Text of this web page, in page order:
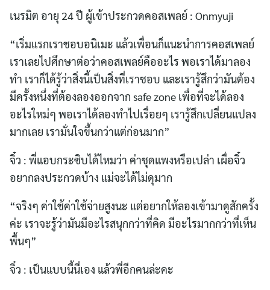
เนรมิต อายุ 24 ปี ผู้เข้าประกวดคอสเพลย์ : Onmyuji
“เริ่มแรกเราชอบอนิเมะ แล้วเพื่อนก็แนะนำการคอสเพลย์
เราเลยไปศึกษาต่อว่าคอสเพลย์คืออะไร พอเราได้มาลอง
ทำ เราก็ได้รู้ว่าสิ่งนี้เป็นสิ่งที่เราชอบ และเรารู้สึกว่ามันต้อง
มีครั้งหนึ่งที่ต้องลองออกจาก safe zone เพื่อที่จะได้ลอง
อะไรใหม่ๆ พอเราได้ลองทำไปเรื่อยๆ เรารู้สึกเปลี่ยนแปลง
มากเลย เรามั่นใจขึ้นกว่าแต่ก่อนมาก”
จิ๋ว : พี่แอบกระซิบได้ไหมว่า ค่าชุดแพงหรือเปล่า เผื่อจิ๋ว
อยากลงประกวดบ้าง แม่จะได้ไม่ดุมาก
“จริงๆ ค่าใช้ค่าใช้จ่ายสูงนะ แต่อยากให้ลองเข้ามาดูสักครั้ง
ค่ะ เราจะรู้ว่ามันมีอะไรสนุกกว่าที่คิด มีอะไรมากกว่าที่เห็น
พื้นๆ”
จิ๋ว : เป็นแบบนี้นี่เอง แล้วพี่อีกคนล่ะคะ